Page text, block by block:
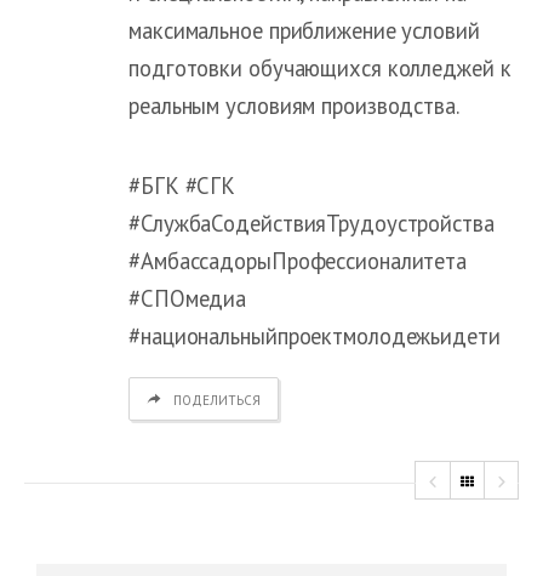
максимальное приближение условий
подготовки обучающихся колледжей к
реальным условиям производства.
#БГК #СГК
#СлужбаСодействияТрудоустройства
#АмбассадорыПрофессионалитета
#СПОмедиа
#национальныйпроектмолодежьидети
ПОДЕЛИТЬСЯ